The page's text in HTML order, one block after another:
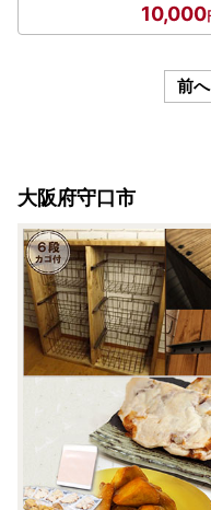
10,000
前へ
大阪府守口市